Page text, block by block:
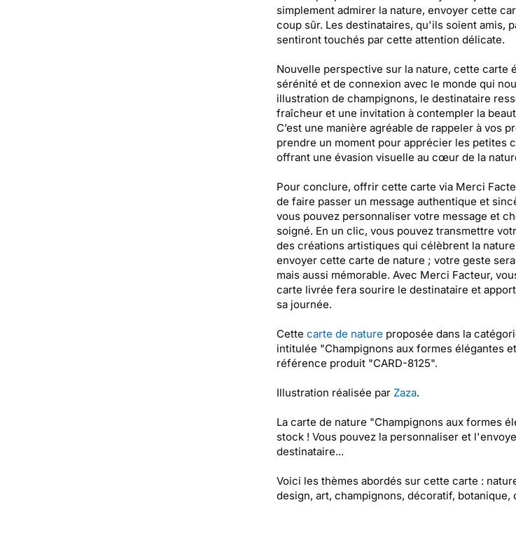
simplement admirer la nature, envoyer cette
coup sûr. Les destinataires, qu'ils soient amis,
sentiront touchés par cette attention délicate.
Nouvelle perspective sur la nature, cette carte
sérénité et de connexion avec le monde qui
illustration de champignons, le destinataire
fraîcheur et une invitation à contempler la
C’est une manière agréable de rappeler à vos
prendre un moment pour apprécier les petites
offrant une évasion visuelle au cœur de la
Pour conclure, offrir cette carte via Merci
de faire passer un message authentique et
vous pouvez personnaliser votre message et
soigné. En un clic, vous pouvez transmettre
des créations artistiques qui célèbrent la
envoyer cette carte de nature ; votre geste
mais aussi mémorable. Avec Merci Facteur,
carte livrée fera sourire le destinataire et
sa journée.
Cette carte de nature proposée dans la
intitulée "Champignons aux formes élégantes
référence produit "CARD-8125".
Illustration réalisée par Zaza.
La carte de nature "Champignons aux formes
stock ! Vous pouvez la personnaliser et
destinataire...
Voici les thèmes abordés sur cette carte :
design, art, champignons, décoratif,